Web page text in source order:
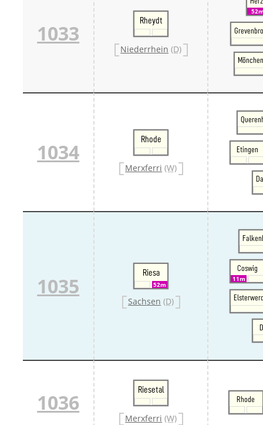
1033
Rheydt
Niederrhein (D)
1034
Rhode
Merxferri (W)
Etingen
1035
Riesa
52m
Sachsen (D)
Coswig
11m
1036
Riesetal
Merxferri (W)
Rhode